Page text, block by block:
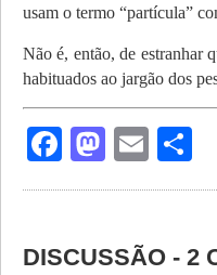
usam o termo “partícula”
Não é, então, de estranhar
habituados ao jargão dos
Facebook
Email
DISCUSSÃO - 2